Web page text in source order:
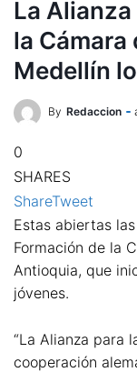
La
la Cámara
Medellín
By Redaccion
0
SHARES
ShareTweet
Estas abiertas
Formación de la
Antioquia, que
jóvenes.
“La Alianza para
cooperación